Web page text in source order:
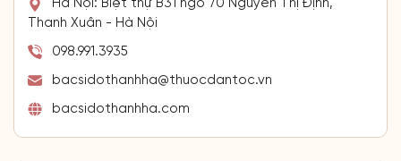
Hà Nội: Biệt thự B31 ngõ 70 Nguyễn Thị Định,
Thanh Xuân - Hà Nội
098.991.3935
bacsidothanhha@thuocdantoc.vn
bacsidothanhha.com